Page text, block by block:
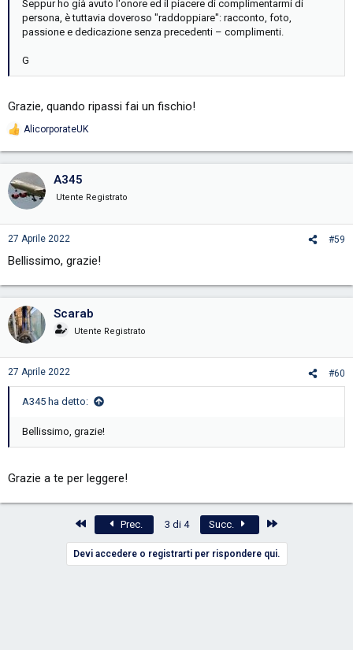
Seppur ho già avuto l'onore ed il piacere di complimentarmi di
persona, è tuttavia doveroso "raddoppiare": racconto, foto,
passione e dedicazione senza precedenti – complimenti.
G
Grazie, quando ripassi fai un fischio!
R
t
i
n
s
AlicorporateUK
A345
Utente Registrato
27 Aprile 2022 #59
Bellissimo, grazie!
Scarab
Utente Registrato
27 Aprile 2022 #60
A345 ha detto:
Bellissimo, grazie!
Grazie a te per leggere!
Primo Prec. 3 di 4 Succ.
Devi accedere o registrarti per rispondere qui.